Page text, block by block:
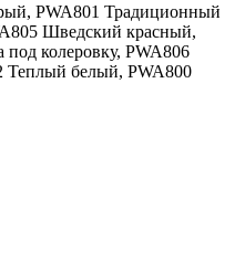
PWA801 Традиционный
Шведский красный,
колеровку, PWA806
Теплый белый, PWA800